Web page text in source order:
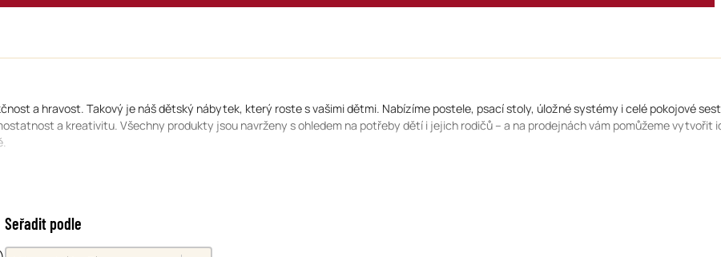
a hravost. Takový je náš dětský nábytek, který roste s vašimi dětmi. Nabízíme postele, psací stoly, úložné systémy i celé pokojové
a kreativitu. Všechny produkty jsou navrženy s ohledem na potřeby dětí i jejich rodičů – a na prodejnách vám pomůžeme vytvořit
Seřadit podle